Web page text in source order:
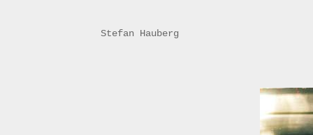
Stefan Hauberg